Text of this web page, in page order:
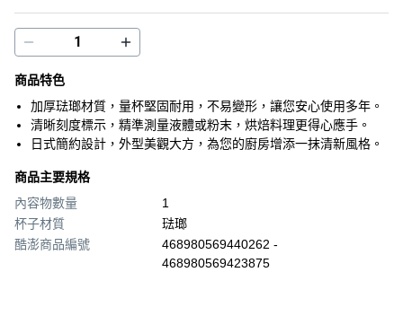
商品特色
加厚琺瑯材質，量杯堅固耐用，不易變形，讓您安心使用多年。
清晰刻度標示，精準測量液體或粉末，烘焙料理更得心應手。
日式簡約設計，外型美觀大方，為您的廚房增添一抹清新風格。
商品主要規格
內容物數量
1
杯子材質
琺瑯
酷澎商品編號
468980569440262 -
468980569423875